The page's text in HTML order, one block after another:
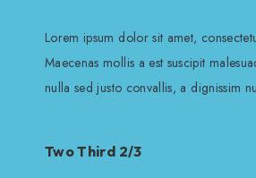
Lorem ipsum dolor sit amet,
Maecenas mollis a est suscipit
nulla sed justo convallis, a dignissim
Two Third 2/3